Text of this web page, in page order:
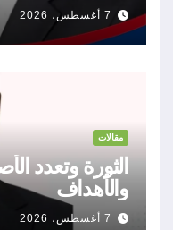
7 أغسطس، 2026
مقالات
الثورة وتعدد
والأهداف
7 أغسطس، 2026